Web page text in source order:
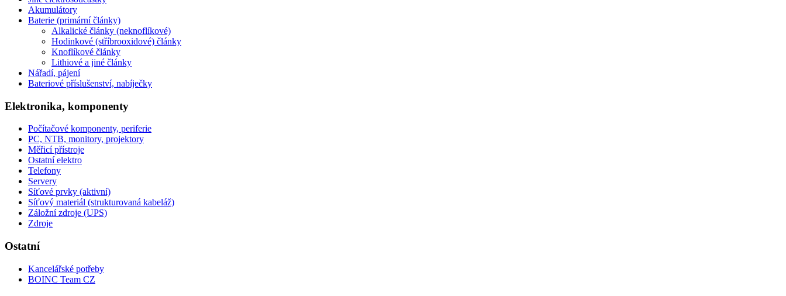
Akumulátory
Baterie (primární články)
Alkalické články (neknoflíkové)
Hodinkové (stříbrooxidové) články
Knoflíkové články
Lithiové a jiné články
Nářadí, pájení
Bateriové příslušenství, nabíječky
Elektronika, komponenty
Počítačové komponenty, periferie
PC, NTB, monitory, projektory
Měřicí přístroje
Ostatní elektro
Telefony
Servery
Síťové prvky (aktivní)
Síťový materiál (strukturovaná kabeláž)
Záložní zdroje (UPS)
Zdroje
Ostatní
Kancelářské potřeby
BOINC Team CZ